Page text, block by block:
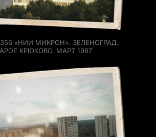
«НИИ МИКРОН». ЗЕЛЕНОГРАД.
КРЮКОВО. МАРТ 1987